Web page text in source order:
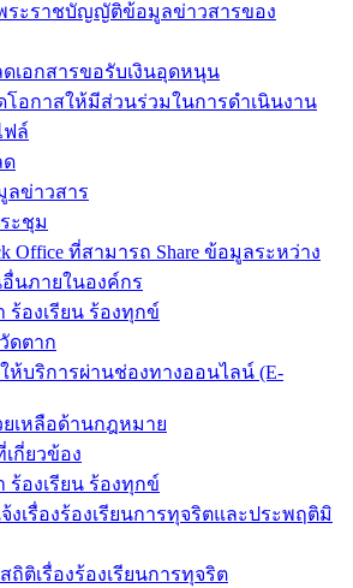
พระราชบัญญัติข้อมูลข่าวสารของ
เอกสารขอรับเงินอุดหนุน
โอกาสให้มีส่วนร่วมในการดำเนินงาน
ฟล์
ด
ข่าวสาร
ะชุม
Office ที่สามารถ Share ข้อมูลระหว่าง
นภายในองค์กร
ร้องเรียน ร้องทุกข์
ดตาก
ห้บริการผ่านช่องทางออนไลน์ (E-
เหลือด้านกฎหมาย
กี่ยวข้อง
ร้องเรียน ร้องทุกข์
งเรื่องร้องเรียนการทุจริตและประพฤติมิ
ถิติเรื่องร้องเรียนการทุจริต